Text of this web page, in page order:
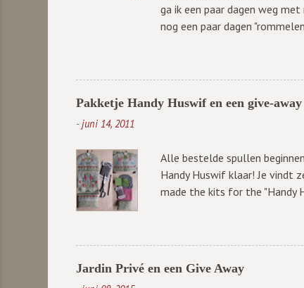
ga ik een paar dagen weg
nog een paar dagen
Pakketje Handy Huswif en een give-away
-juni 14, 2011
Alle bestelde spullen
Handy Huswif klaar! Je vindt
made the kits for the "Handy
ook superspannend.... Maar
wat je hoeft te doen is hier
Jardin Privé en een Give Away